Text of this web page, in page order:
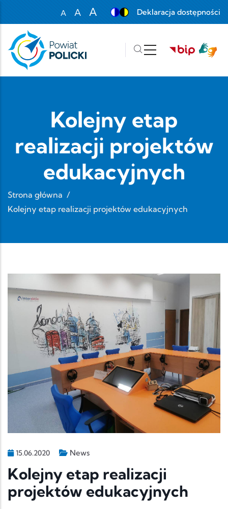
A
Set font size to 100%
A
A
Deklaracja dostępności
Kolejny etap
realizacji projektów
edukacyjnych
Strona główna /
Kolejny etap realizacji projektów edukacyjnych
15.06.2020 News
Kolejny etap realizacji
projektów edukacyjnych